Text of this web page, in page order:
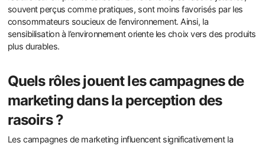
souvent perçus comme pratiques, sont moins favorisés par les
consommateurs soucieux de l’environnement. Ainsi, la
sensibilisation à l’environnement oriente les choix vers des produits
plus durables.
Quels rôles jouent les campagnes de
marketing dans la perception des
rasoirs ?
Les campagnes de marketing influencent significativement la